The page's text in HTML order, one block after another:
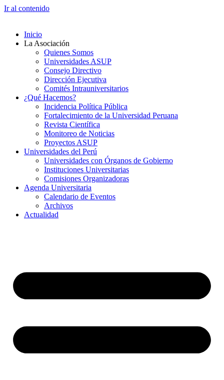
Ir al contenido
Inicio
La Asociación
Quienes Somos
Universidades ASUP
Consejo Directivo
Dirección Ejecutiva
Comités Intrauniversitarios
¿Qué Hacemos?
Incidencia Política Pública
Fortalecimiento de la Universidad Peruana
Revista Científica
Monitoreo de Noticias
Proyectos ASUP
Universidades del Perú
Universidades con Órganos de Gobierno
Instituciones Universitarias
Comisiones Organizadoras
Agenda Universitaria
Calendario de Eventos
Archivos
Actualidad